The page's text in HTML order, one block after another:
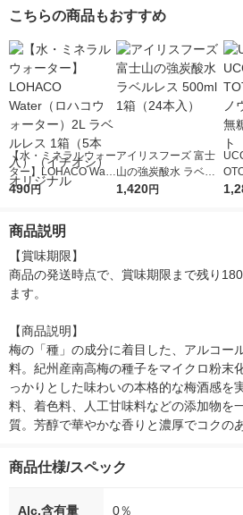
こちらの商品もおすすめ
【水・ミネラルウォー
ター】LOHACO Wate
r（ロハコウォータ
シ） オリジナル
490円
アイリスフーズ 富士
山の強炭酸水 ラベル
レス 500ml 1箱（24
1,420円
ウ
商品説明
【賞味期限】
商品の発送時点で、賞味期限まで残り
ます。
【商品説明】
梅の「種」の成分に着目した、アルコー
料。紀州産南高梅の種子をマイクロ粉末
っかりとした味わいの本格的な梅酒感を
料、着色料、人工甘味料などの添加物を
質。芳醇で華やかな香りと濃厚でコクの
商品仕様/スペック
Alc.含有量 0％